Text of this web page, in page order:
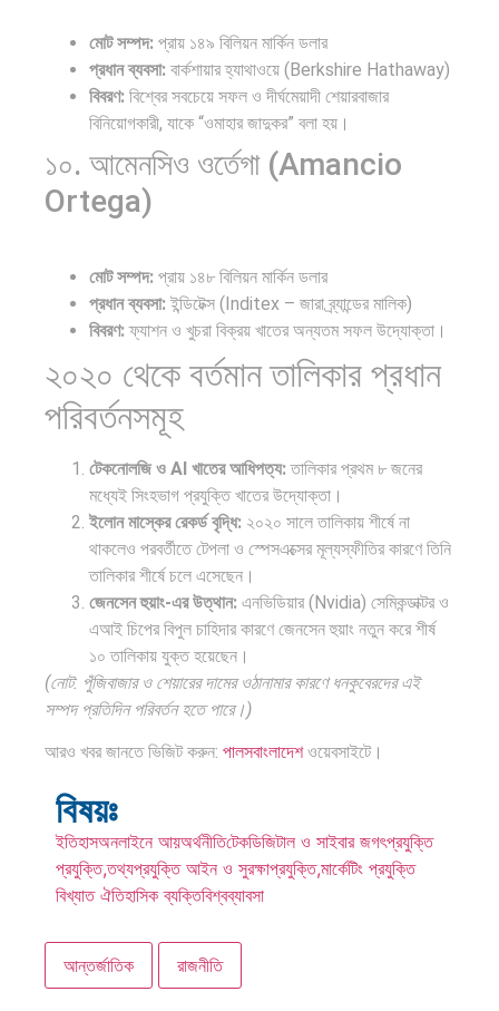
মোট সম্পদ: প্রায় ১৪৯ বিলিয়ন মার্কিন ডলার
প্রধান ব্যবসা: বার্কশায়ার হ্যাথাওয়ে (Berkshire Hathaway)
বিবরণ: বিশ্বের সবচেয়ে সফল ও দীর্ঘমেয়াদী শেয়ারবাজার
বিনিয়োগকারী, যাকে “ওমাহার জাদুকর” বলা হয়।
১০. আমেনসিও ওর্তেগা (Amancio
Ortega)
মোট সম্পদ: প্রায় ১৪৮ বিলিয়ন মার্কিন ডলার
প্রধান ব্যবসা: ইন্ডিটেক্স (Inditex – জারা ব্র্যান্ডের মালিক)
বিবরণ: ফ্যাশন ও খুচরা বিক্রয় খাতের অন্যতম সফল উদ্যোক্তা।
২০২০ থেকে বর্তমান তালিকার প্রধান
পরিবর্তনসমূহ
টেকনোলজি ও AI খাতের আধিপত্য: তালিকার প্রথম ৮ জনের
মধ্যেই সিংহভাগ প্রযুক্তি খাতের উদ্যোক্তা।
ইলোন মাস্কের রেকর্ড বৃদ্ধি: ২০২০ সালে তালিকায় শীর্ষে না
থাকলেও পরবর্তীতে টেপলা ও স্পেসএক্সের মূল্যস্ফীতির কারণে তিনি
তালিকার শীর্ষে চলে এসেছেন।
জেনসেন হুয়াং-এর উত্থান: এনভিডিয়ার (Nvidia) সেমিকন্ডাক্টর ও
এআই চিপের বিপুল চাহিদার কারণে জেনসেন হুয়াং নতুন করে শীর্ষ
১০ তালিকায় যুক্ত হয়েছেন।
(নোট: পুঁজিবাজার ও শেয়ারের দামের ওঠানামার কারণে ধনকুবেরদের এই
সম্পদ প্রতিদিন পরিবর্তন হতে পারে।)
আরও খবর জানতে ভিজিট করুন: পালসবাংলাদেশওয়েবসাইটে।
বিষয়ঃ
ইতিহাসঅনলাইনে আয়অর্থনীতিটেকডিজিটাল ও সাইবার জগৎপ্রযুক্তি
প্রযুক্তি,তথ্যপ্রযুক্তি আইন ও সুরক্ষাপ্রযুক্তি,মার্কেটিং প্রযুক্তি
বিখ্যাত ঐতিহাসিক ব্যক্তিবিশ্বব্যাবসা
আন্তর্জাতিক রাজনীতি